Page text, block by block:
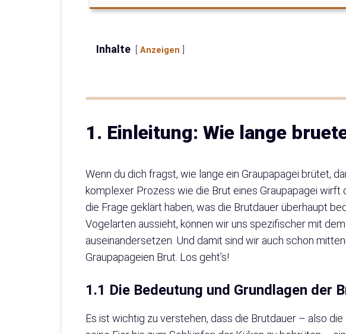
Inhalte Anzeigen
1. Einleitung: Wie lange
Wenn du dich fragst, wie lange ein Graupapagei brütet,
komplexer Prozess wie die Brut eines Graupapagei
die Frage geklärt haben, was die Brutdauer überhaupt
Vogelarten aussieht, können wir uns spezifischer mit
auseinandersetzen. Und damit sind wir auch schon
Graupapageien Brut. Los geht’s!
1.1 Die Bedeutung und Grundlagen der
Es ist wichtig zu verstehen, dass die Brutdauer – also die